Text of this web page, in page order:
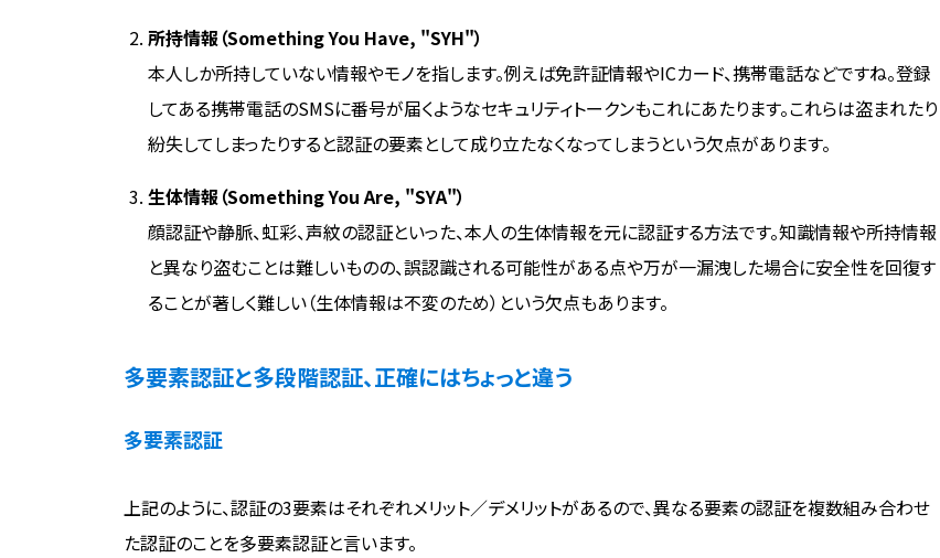
所持情報（Something You Have, "SYH"）
本人しか所持していない情報やモノを指します。例えば免許証情報やICカード、携帯電話などですね。登録
してある携帯電話のSMSに番号が届くようなセキュリティトークンもこれにあたります。これらは盗まれたり
紛失してしまったりすると認証の要素として成り立たなくなってしまうという欠点があります。
生体情報（Something You Are, "SYA"）
顔認証や静脈、虹彩、声紋の認証といった、本人の生体情報を元に認証する方法です。知識情報や所持情報
と異なり盗むことは難しいものの、誤認識される可能性がある点や万が一漏洩した場合に安全性を回復す
ることが著しく難しい（生体情報は不変のため）という欠点もあります。
多要素認証と多段階認証、正確にはちょっと違う
多要素認証
上記のように、認証の3要素はそれぞれメリット／デメリットがあるので、異なる要素の認証を複数組み合わせ
た認証のことを多要素認証と言います。